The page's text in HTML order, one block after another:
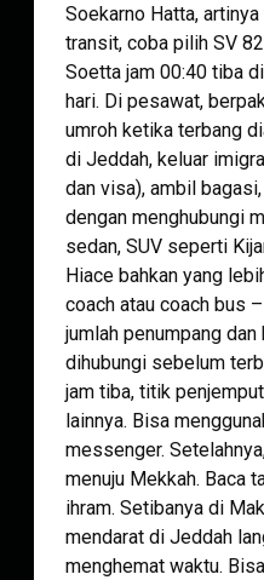
Soekarno Hatta,
transit, coba pilih SV
Soetta jam 00:40 tiba
hari. Di pesawat,
umroh ketika terbang
di Jeddah, keluar
dan visa), ambil
dengan menghubungi
sedan, SUV seperti
Hiace bahkan yang
coach atau coach bus
jumlah penumpang
dihubungi sebelum
jam tiba, titik
lainnya. Bisa
messenger.
menuju Mekkah. Baca
ihram. Setibanya di
mendarat di Jeddah
menghemat waktu.